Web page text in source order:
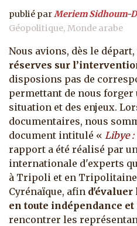
publié parMeriem Sidhoum-
Géopolitique Monde arabe
Nous avions, dès le
réserves sur
disposions pas de
permettant de nous
situation et des enjeux.
documentaires, nous
document intitulé « Libye
rapport a été réalisé par
internationale d'experts
à Tripoli et en
Cyrénaïque, afin
en toute indépendance
rencontrer les